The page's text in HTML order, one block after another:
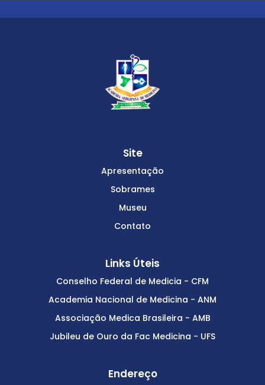
Site
Apresentação
Sobrames
Museu
Contato
Links Úteis
Conselho Federal de Medicia - CFM
Academia Nacional de Medicina - ANM
Associação Medica Brasileira - AMB
Jubileu de Ouro da Fac Medicina - UFS
Endereço